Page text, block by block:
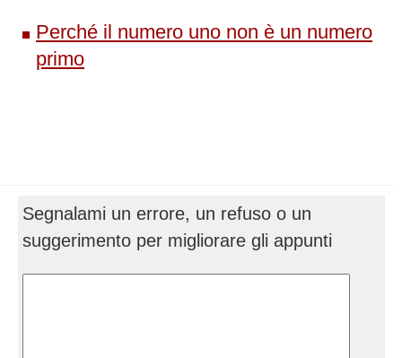
Perché il numero uno non è un numero
primo
Segnalami un errore, un refuso o un
suggerimento per migliorare gli appunti